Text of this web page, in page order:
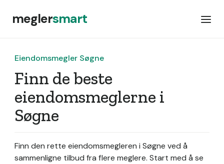
meglersmart
Eiendomsmegler Søgne
Finn de beste
eiendomsmeglerne i
Søgne
Finn den rette eiendomsmegleren i Søgne ved å
sammenligne tilbud fra flere meglere. Start med å se